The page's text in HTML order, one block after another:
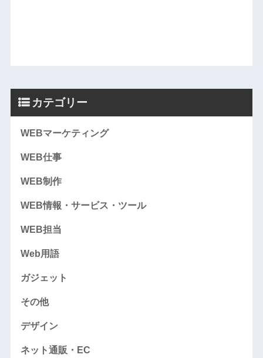
カテゴリー
WEBマーケティング
WEB仕事
WEB制作
WEB情報・サービス・ツール
WEB担当
Web用語
ガジェット
その他
デザイン
ネット通販・EC